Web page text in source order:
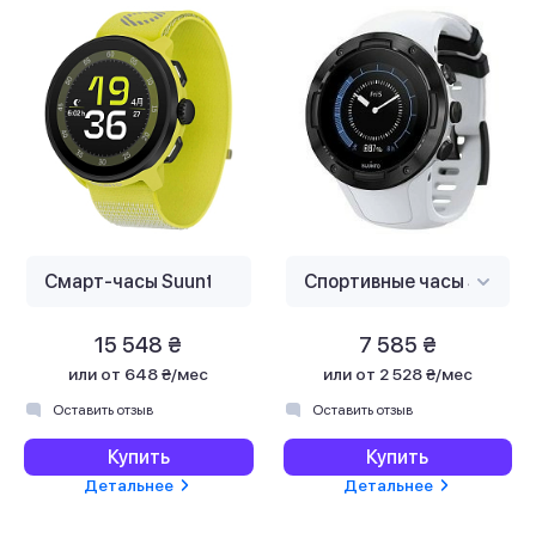
15 548 ₴
или от 648 ₴/мес
Оставить отзыв
Купить
Детальнее
7 585 ₴
или от 2 528 ₴/мес
Оставить отзыв
Купить
Детальнее